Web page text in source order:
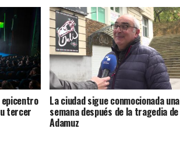
epicentro
tercer
La ciudad sigue conmocionada una
semana después de la tragedia de
Adamuz